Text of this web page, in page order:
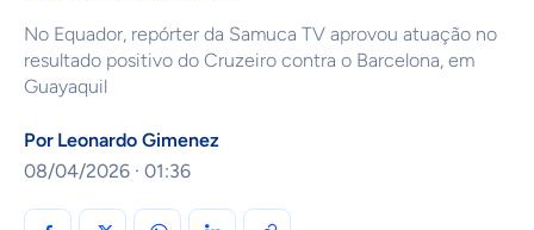
No Equador, repórter da Samuca TV aprovou atuação no
resultado positivo do Cruzeiro contra o Barcelona, em
Guayaquil
Por Leonardo Gimenez
08/04/2026 · 01:36